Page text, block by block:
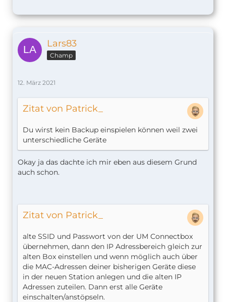
Lars83
Champ
12. März 2021
Zitat von Patrick_
Du wirst kein Backup einspielen können weil zwei
unterschiedliche Geräte
Okay ja das dachte ich mir eben aus diesem Grund
auch schon.
Zitat von Patrick_
alte SSID und Passwort von der UM Connectbox
übernehmen, dann den IP Adressbereich gleich zur
alten Box einstellen und wenn möglich auch über
die MAC-Adressen deiner bisherigen Geräte diese
in der neuen Station anlegen und die alten IP
Adressen zuteilen. Dann erst alle Geräte
einschalten/anstöpseln.